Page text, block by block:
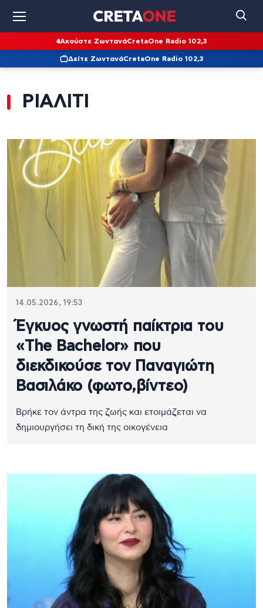
Ακούστε ΖωντανάCretaOne Radio 102,3
Δείτε ΖωντανάCretaOne Radio 102,3
ΡΙΑΛΙΤΙ
14.05.2026, 19:53
Έγκυος γνωστή παίκτρια του
«The Bachelor» που
διεκδικούσε τον Παναγιώτη
Βασιλάκο (φωτο,βίντεο)
Βρήκε τον άντρα της ζωής και ετοιμάζεται να
δημιουργήσει τη δική της οικογένεια